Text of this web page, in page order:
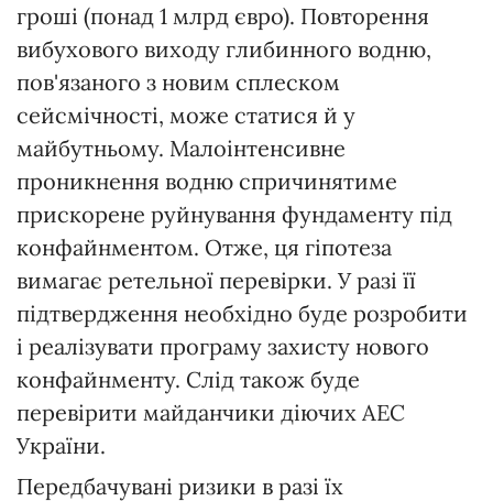
гроші (понад 1 млрд євро). Повторення
вибухового виходу глибинного водню,
пов'язаного з новим сплеском
сейсмічності, може статися й у
майбутньому. Малоінтенсивне
проникнення водню спричинятиме
прискорене руйнування фундаменту під
конфайнментом. Отже, ця гіпотеза
вимагає ретельної перевірки. У разі її
підтвердження необхідно буде розробити
і реалізувати програму захисту нового
конфайнменту. Слід також буде
перевірити майданчики діючих АЕС
України.
Передбачувані ризики в разі їх